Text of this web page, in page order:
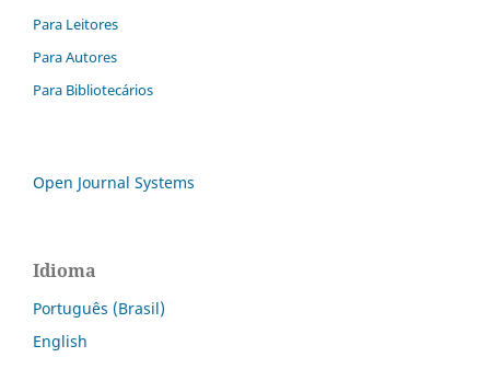
Para Leitores
Para Autores
Para Bibliotecários
Open Journal Systems
Idioma
Português (Brasil)
English